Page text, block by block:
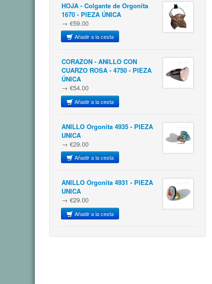
HOJA - Colgante de Orgonita
1670 - PIEZA ÚNICA
→ €59.00
Añadir a la cesta
CORAZON - ANILLO CON
CUARZO ROSA - 4750 - PIEZA
ÚNICA
→ €54.00
Añadir a la cesta
ANILLO Orgonita 4935 - PIEZA
UNICA
→ €29.00
Añadir a la cesta
ANILLO Orgonita 4931 - PIEZA
UNICA
→ €29.00
Añadir a la cesta